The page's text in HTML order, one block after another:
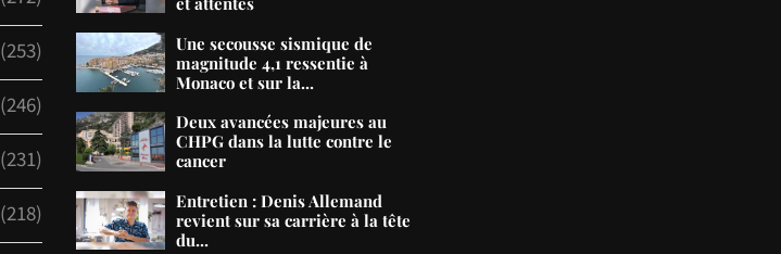
(253)
(246)
(231)
(218)
Une secousse sismique de
magnitude 4,1 ressentie à
Monaco et sur la...
Deux avancées majeures au
CHPG dans la lutte contre le
cancer
Entretien : Denis Allemand
revient sur sa carrière à la tête
du...